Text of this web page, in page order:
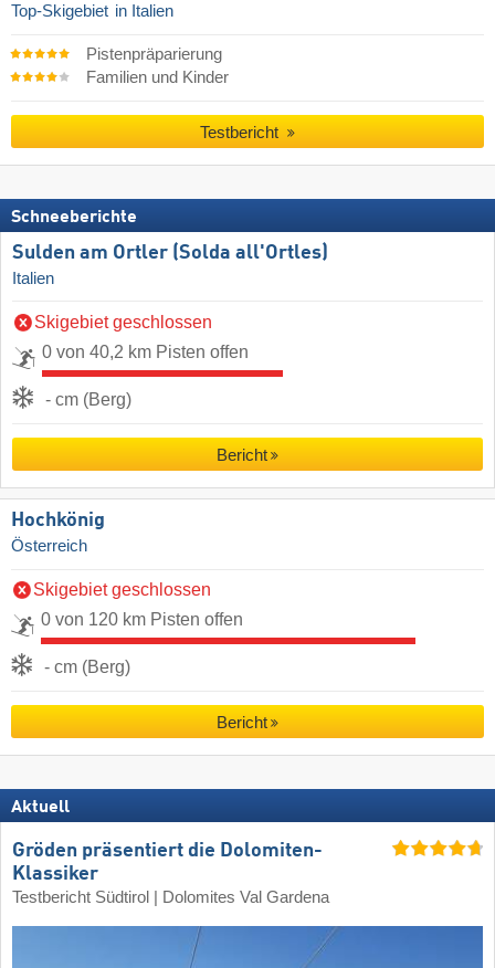
Top-Skigebiet in Italien
Pistenpräparierung
Familien und Kinder
Testbericht
Schneeberichte
Sulden am Ortler (Solda all'Ortles)
Italien
Skigebiet geschlossen
0 von 40,2 km Pisten offen
- cm (Berg)
Bericht
Hochkönig
Österreich
Skigebiet geschlossen
0 von 120 km Pisten offen
- cm (Berg)
Bericht
Aktuell
Gröden präsentiert die Dolomiten-
Klassiker
Testbericht Südtirol | Dolomites Val Gardena